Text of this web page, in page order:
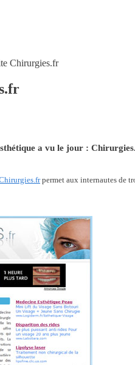
Chirurgies.fr
a vu le jour :
permet aux internautes de